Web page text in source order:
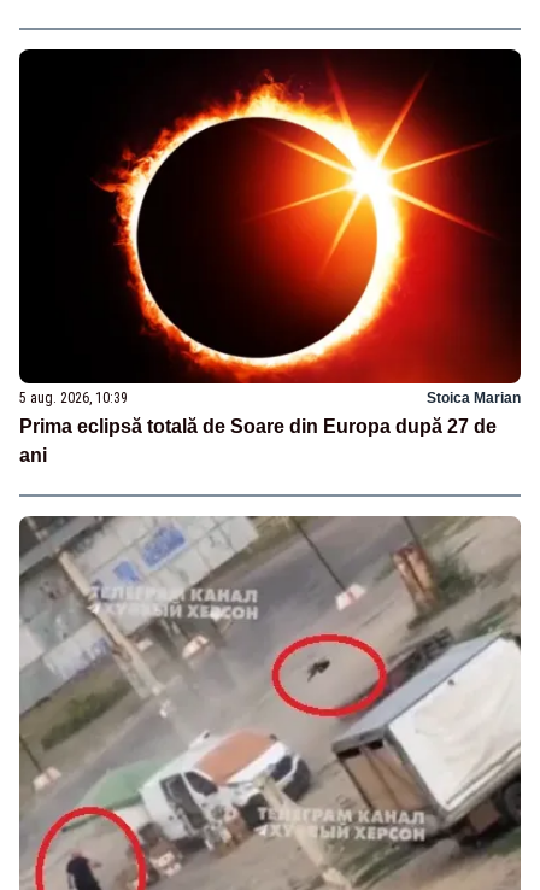
5 aug. 2026, 10:39 Stoica Marian
Prima eclipsă totală de Soare din Europa după 27 de
ani